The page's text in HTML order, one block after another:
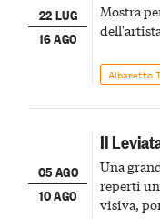
22 LUG
16 AGO
Mostra
Albaretto
05 AGO
10 AGO
Il
Una
reperti
visiva,